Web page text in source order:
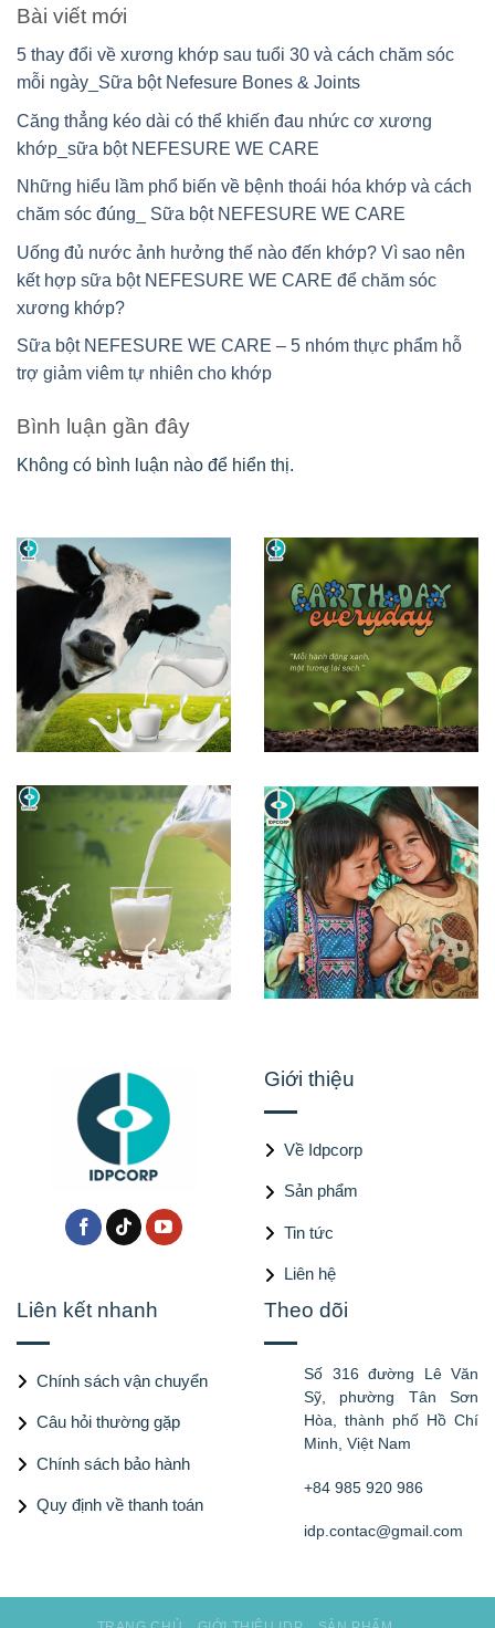
Bài viết mới
5 thay đổi về xương khớp sau tuổi 30 và cách chăm sóc
mỗi ngày_Sữa bột Nefesure Bones & Joints
Căng thẳng kéo dài có thể khiến đau nhức cơ xương
khớp_sữa bột NEFESURE WE CARE
Những hiểu lầm phổ biến về bệnh thoái hóa khớp và cách
chăm sóc đúng_ Sữa bột NEFESURE WE CARE
Uống đủ nước ảnh hưởng thế nào đến khớp? Vì sao nên
kết hợp sữa bột NEFESURE WE CARE để chăm sóc
xương khớp?
Sữa bột NEFESURE WE CARE – 5 nhóm thực phẩm hỗ
trợ giảm viêm tự nhiên cho khớp
Bình luận gần đây
Không có bình luận nào để hiển thị.
Giới thiệu
Về Idpcorp
Sản phẩm
Tin tức
Liên hệ
Liên kết nhanh
Chính sách vận chuyển
Câu hỏi thường gặp
Chính sách bảo hành
Quy định về thanh toán
Theo dõi
Số 316 đường Lê Văn
Sỹ, phường Tân Sơn
Hòa, thành phố Hồ Chí
Minh, Việt Nam
+84 985 920 986
idp.contac@gmail.com